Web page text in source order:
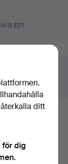
EDT
ditt
för dig